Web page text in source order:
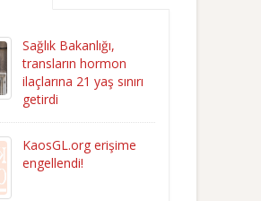
Sağlık Bakanlığı,
transların hormon
ilaçlarına 21 yaş sınırı
getirdi
KaosGL.org erişime
engellendi!